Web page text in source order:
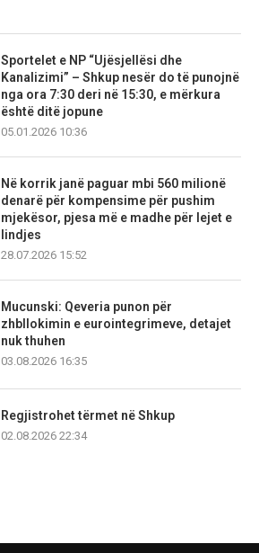
Sportelet e NP “Ujësjellësi dhe
Kanalizimi” – Shkup nesër do të punojnë
nga ora 7:30 deri në 15:30, e mërkura
është ditë jopune
05.01.2026 10:36
Në korrik janë paguar mbi 560 milionë
denarë për kompensime për pushim
mjekësor, pjesa më e madhe për lejet e
lindjes
28.07.2026 15:52
Mucunski: Qeveria punon për
zhbllokimin e eurointegrimeve, detajet
nuk thuhen
03.08.2026 16:35
Regjistrohet tërmet në Shkup
02.08.2026 22:34